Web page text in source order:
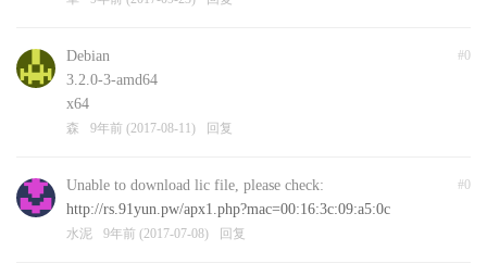
#0
Debian
3.2.0-3-amd64
x64
森 9年前 (2017-08-11) 回复
#0
Unable to download lic file, please check:
http://rs.91yun.pw/apx1.php?mac=00:16:3c:09:a5:0c
水泥 9年前 (2017-07-08) 回复